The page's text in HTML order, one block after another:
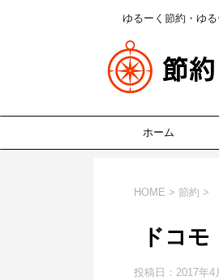
ゆるーく節約・ゆる
ホーム
HOME > 節約 >
ドコ
投稿日： 2017年4